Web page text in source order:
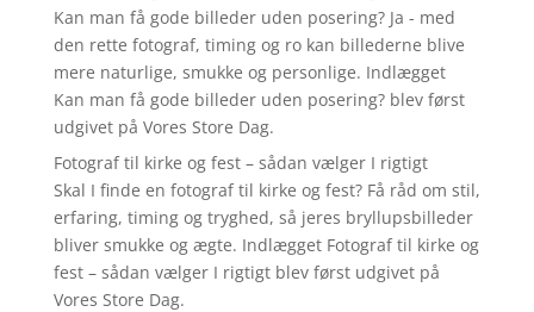
Kan man få gode billeder uden posering? Ja - med
den rette fotograf, timing og ro kan billederne blive
mere naturlige, smukke og personlige. Indlægget
Kan man få gode billeder uden posering? blev først
udgivet på Vores Store Dag.
Fotograf til kirke og fest – sådan vælger I rigtigt
Skal I finde en fotograf til kirke og fest? Få råd om stil,
erfaring, timing og tryghed, så jeres bryllupsbilleder
bliver smukke og ægte. Indlægget Fotograf til kirke og
fest – sådan vælger I rigtigt blev først udgivet på
Vores Store Dag.